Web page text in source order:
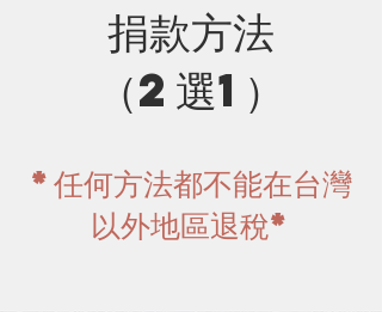
​捐款方法
（2選1）
*任何方法都不能在台灣
以外地區退稅*